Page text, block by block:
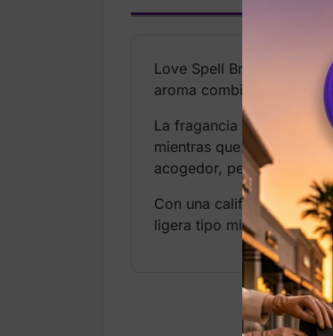
Love Spell Brûlée
aroma combina matices
La fragancia abre con
mientras que la base de
acogedor, perfecto para
Con una calificación de
ligera tipo mist permite